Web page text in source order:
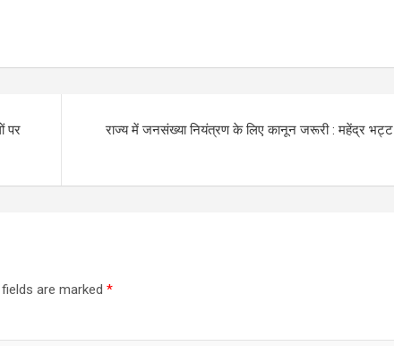
पर
राज्य में जनसंख्या नियंत्रण के लिए कानून जरूरी : महेंद्र भट्ट
fields are marked *